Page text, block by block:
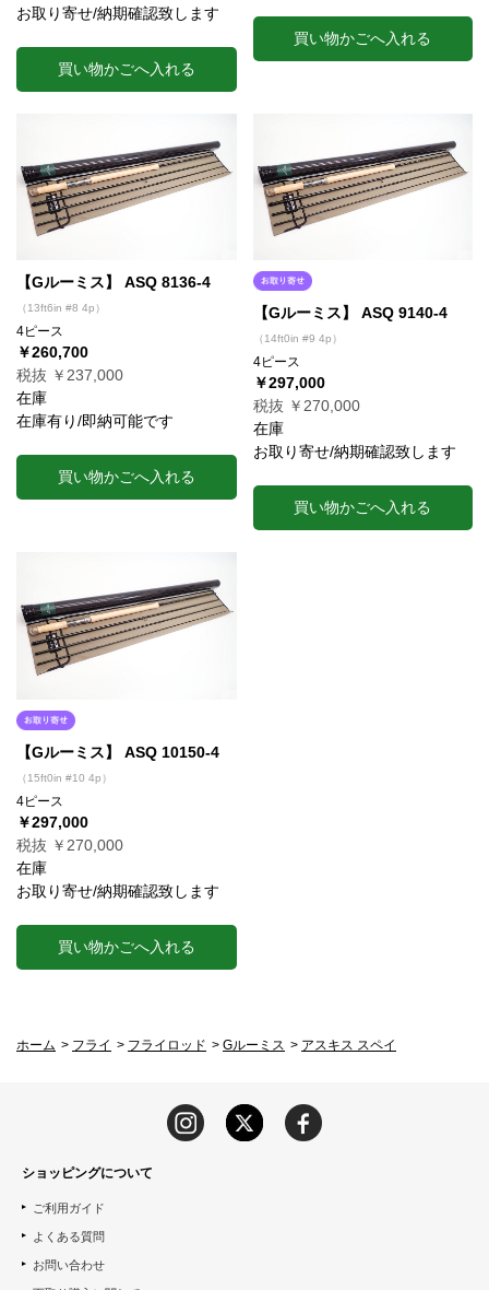
お取り寄せ/納期確認致します
買い物かごへ入れる
買い物かごへ入れる
【Gルーミス】 ASQ 8136-4
（13ft6in #8 4p）
4ピース
￥260,700
税抜 ￥237,000
在庫
在庫有り/即納可能です
買い物かごへ入れる
【Gルーミス】 ASQ 9140-4
（14ft0in #9 4p）
4ピース
￥297,000
税抜 ￥270,000
在庫
お取り寄せ/納期確認致します
買い物かごへ入れる
【Gルーミス】 ASQ 10150-4
（15ft0in #10 4p）
4ピース
￥297,000
税抜 ￥270,000
在庫
お取り寄せ/納期確認致します
買い物かごへ入れる
ホーム > フライ > フライロッド > Gルーミス > アスキス スペイ
ショッピングについて
ご利用ガイド
よくある質問
お問い合わせ